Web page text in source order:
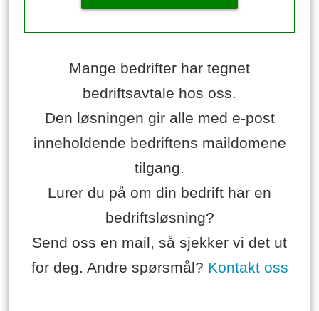
Mange bedrifter har tegnet
bedriftsavtale hos oss.
Den løsningen gir alle med e-post
inneholdende bedriftens maildomene
tilgang.
Lurer du på om din bedrift har en
bedriftsløsning?
Send oss en mail, så sjekker vi det ut
for deg. Andre spørsmål? Kontakt oss